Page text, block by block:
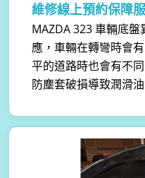
維修線上預約保障
MAZDA 323 車輛底
應，車輛在轉彎時會
平的道路時也會有不
防塵套破損導致潤滑